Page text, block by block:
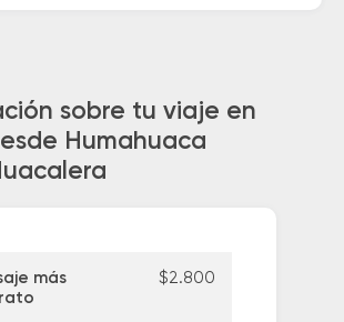
sobre tu viaje en
Humahuaca
más
$2.800